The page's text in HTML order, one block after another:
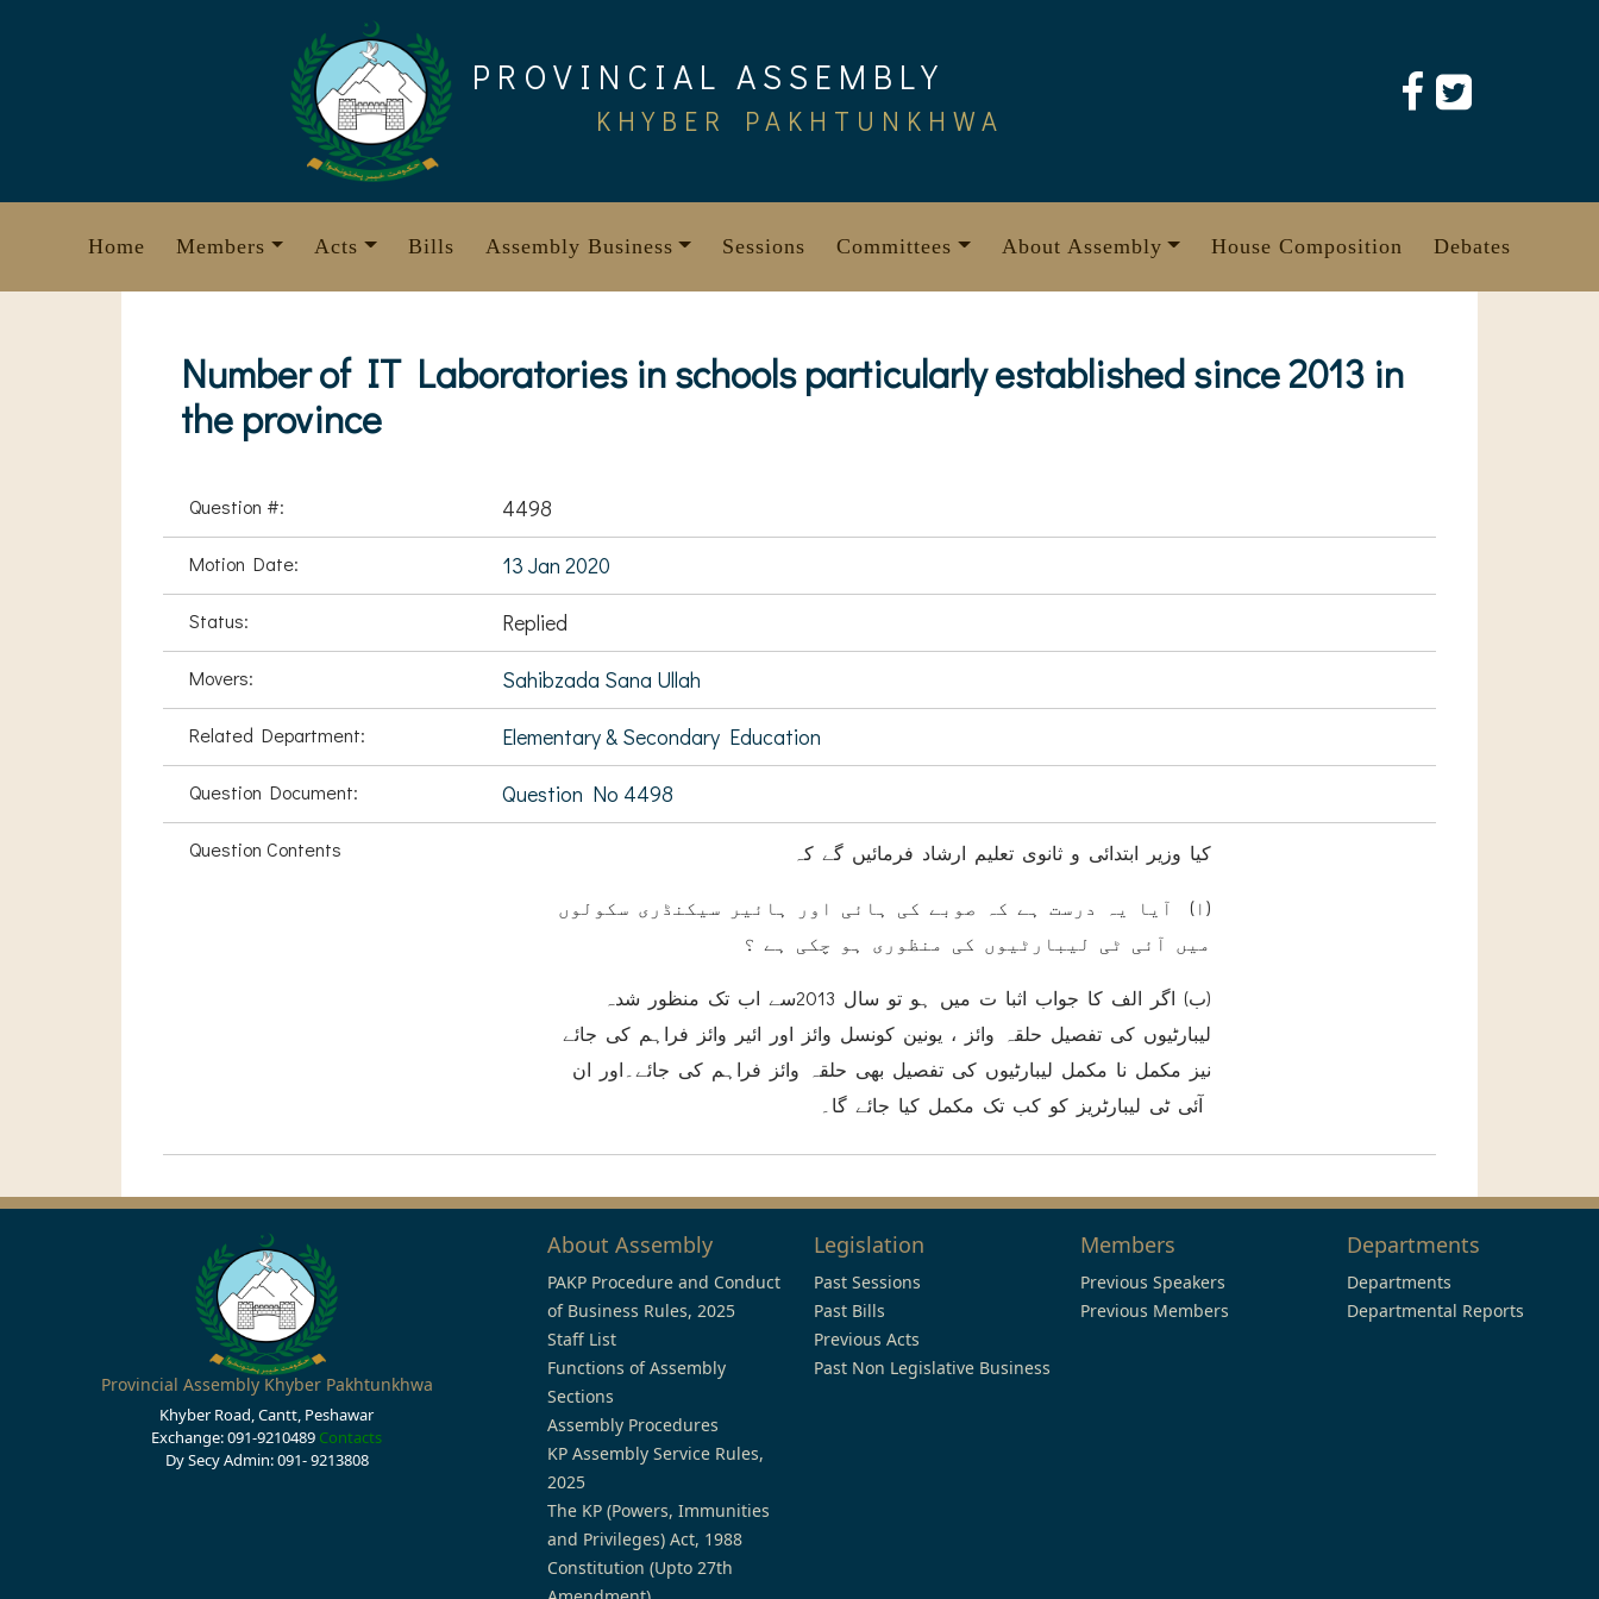
PROVINCIAL ASSEMBLY
KHYBER PAKHTUNKHWA
Home Members Acts Bills Assembly Business Sessions Committees About Assembly House Composition Debates
Number of IT Laboratories in schools particularly established since 2013 in
the province
Question #: 4498
Motion Date: 13 Jan 2020
Status: Replied
Movers: Sahibzada Sana Ullah
Related Department: Elementary & Secondary Education
Question Document: Question No 4498
Question Contents کیا وزیر ابتدائی و ثانوی تعلیم ارشاد فرمائیں گے کہ
(ا) آیا یہ درست ہے کہ صوبے کی ہائی اور ہائیر سیکنڈری سکولوں
میں آئی ٹی لیبارٹیوں کی منظوری ہو چکی ہے ؟
(ب) اگر الف کا جواب اثبا ت میں ہو تو سال 2013سے اب تک منظور شدہ
لیبارٹیوں کی تفصیل حلقہ وائز ، یونین کونسل وائز اور ائیر وائز فراہم کی جائے
نیز مکمل نا مکمل لیبارٹیوں کی تفصیل بھی حلقہ وائز فراہم کی جائے۔اور ان
آئی ٹی لیبارٹریز کو کب تک مکمل کیا جائے گا۔
Provincial Assembly Khyber Pakhtunkhwa
Khyber Road, Cantt, Peshawar
Exchange: 091-9210489 Contacts
Dy Secy Admin: 091- 9213808
About Assembly
PAKP Procedure and Conduct
of Business Rules, 2025
Staff List
Functions of Assembly
Sections
Assembly Procedures
KP Assembly Service Rules,
2025
The KP (Powers, Immunities
and Privileges) Act, 1988
Constitution (Upto 27th
Legislation
Past Sessions
Past Bills
Previous Acts
Past Non Legislative Business
Members
Previous Speakers
Previous Members
Departments
Departments
Departmental Reports